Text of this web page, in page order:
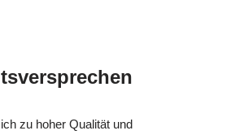
zu hoher Qualität und